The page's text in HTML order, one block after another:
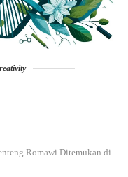
Romawi Ditemukan di